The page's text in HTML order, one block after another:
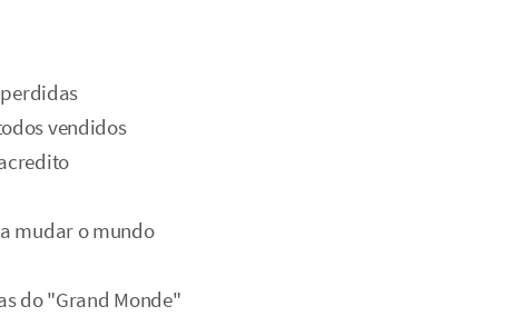
vendidos
mudar o mundo
do "Grand Monde"